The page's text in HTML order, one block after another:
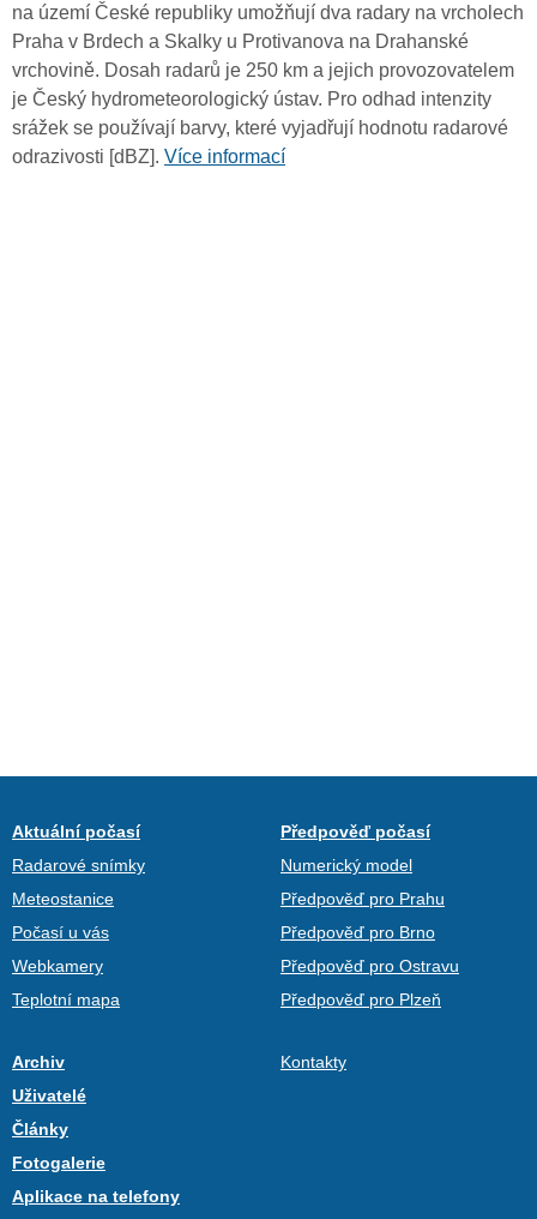
na území České republiky umožňují dva radary na vrcholech
Praha v Brdech a Skalky u Protivanova na Drahanské
vrchovině. Dosah radarů je 250 km a jejich provozovatelem
je Český hydrometeorologický ústav. Pro odhad intenzity
srážek se používají barvy, které vyjadřují hodnotu radarové
odrazivosti [dBZ]. Více informací
Aktuální počasí
Radarové snímky
Meteostanice
Počasí u vás
Webkamery
Teplotní mapa
Předpověď počasí
Numerický model
Předpověď pro Prahu
Předpověď pro Brno
Předpověď pro Ostravu
Předpověď pro Plzeň
Archiv
Uživatelé
Články
Fotogalerie
Aplikace na telefony
Kontakty